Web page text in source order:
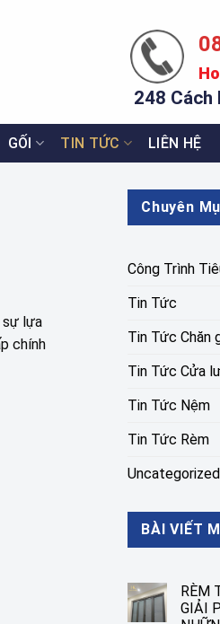
248 Cách
GỐI TIN TỨC LIÊN HỆ
sự lựa
chính
Chuyên
Công Trình
Tin Tức
Tin Tức Chăn
Tin Tức Cửa
Tin Tức Nệm
Tin Tức Rèm
Uncategorized
BÀI VIẾT
RÈM
GIẢI